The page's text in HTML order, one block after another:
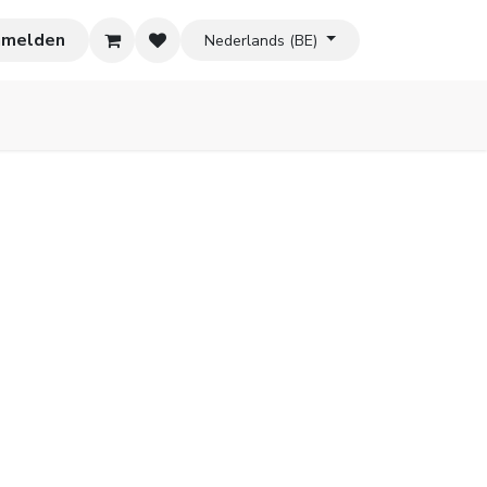
Nederlands (BE)